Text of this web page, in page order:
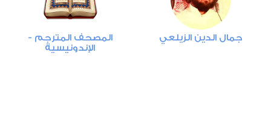
سورة يس - الآية [1 - 19]
262790 اعجاب
جمال الدين الزيلعي
المصحف المترجم -
الإندونيسية